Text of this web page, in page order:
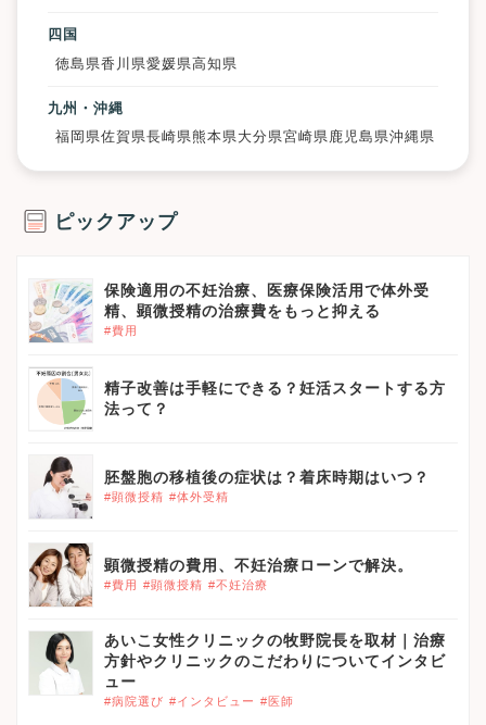
四国
徳島県香川県愛媛県高知県
九州・沖縄
福岡県佐賀県長崎県熊本県大分県宮崎県鹿児島県沖縄県
ピックアップ
保険適用の不妊治療、医療保険活用で体外受
精、顕微授精の治療費をもっと抑える
#費用
精子改善は手軽にできる？妊活スタートする方
法って？
胚盤胞の移植後の症状は？着床時期はいつ？
#顕微授精 #体外受精
顕微授精の費用、不妊治療ローンで解決。
#費用 #顕微授精 #不妊治療
あいこ女性クリニックの牧野院長を取材｜治療
方針やクリニックのこだわりについてインタビ
ュー
#病院選び #インタビュー #医師